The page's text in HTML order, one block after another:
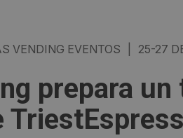
VENDING EVENTOS 25-27
prepara